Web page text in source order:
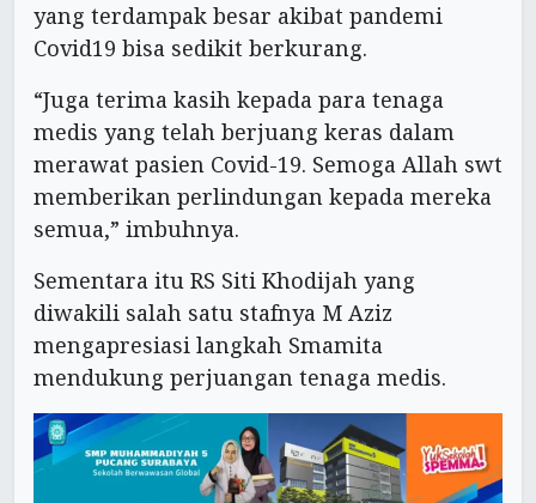
yang terdampak besar akibat pandemi
Covid19 bisa sedikit berkurang.
“Juga terima kasih kepada para tenaga
medis yang telah berjuang keras dalam
merawat pasien Covid-19. Semoga Allah swt
memberikan perlindungan kepada mereka
semua,” imbuhnya.
Sementara itu RS Siti Khodijah yang
diwakili salah satu stafnya M Aziz
mengapresiasi langkah Smamita
mendukung perjuangan tenaga medis.